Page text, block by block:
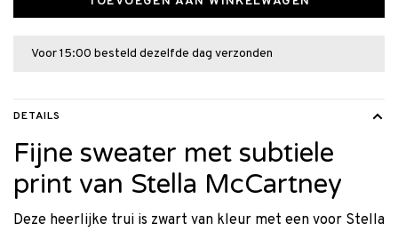
Voor 15:00 besteld dezelfde dag verzonden
DETAILS
Fijne sweater met subtiele
print van Stella McCartney
Deze heerlijke trui is zwart van kleur met een voor Stella